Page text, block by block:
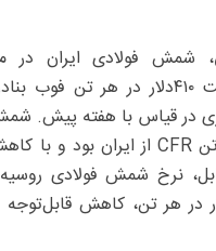
۱۵۰میلیمتر، با قیمت ۴۱۰دلار در هر
۳ دلاری در قیاس با هفته پیش.
نرخ شمش فولادی